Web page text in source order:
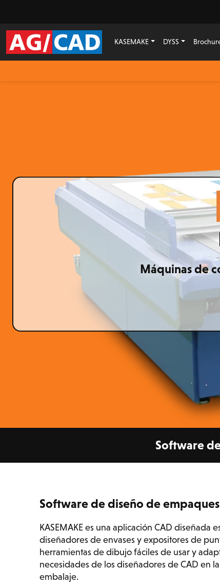
KASEMAKE DYSS
Máquinas de
Software
Software de diseño de empaques
KASEMAKE es una aplicación CAD diseñada
diseñadores de envases y expositores de
herramientas de dibujo fáciles de usar y
necesidades de los diseñadores de CAD en
embalaje.